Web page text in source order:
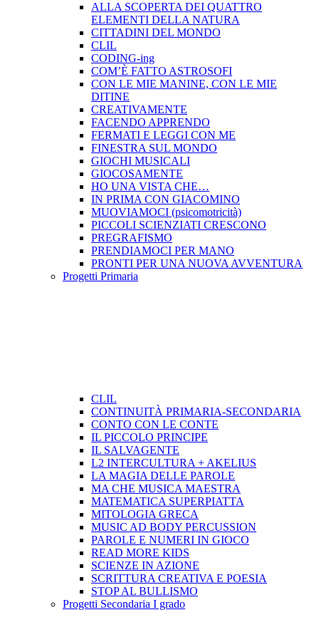
ALLA SCOPERTA DEI QUATTRO
ELEMENTI DELLA NATURA
CITTADINI DEL MONDO
CLIL
CODING-ing
COM’È FATTO ASTROSOFI
CON LE MIE MANINE, CON LE MIE
DITINE
CREATIVAMENTE
FACENDO APPRENDO
FERMATI E LEGGI CON ME
FINESTRA SUL MONDO
GIOCHI MUSICALI
GIOCOSAMENTE
HO UNA VISTA CHE…
IN PRIMA CON GIACOMINO
MUOVIAMOCI (psicomotricità)
PICCOLI SCIENZIATI CRESCONO
PREGRAFISMO
PRENDIAMOCI PER MANO
PRONTI PER UNA NUOVA AVVENTURA
Progetti Primaria
CLIL
CONTINUITÀ PRIMARIA-SECONDARIA
CONTO CON LE CONTE
IL PICCOLO PRINCIPE
IL SALVAGENTE
L2 INTERCULTURA + AKELIUS
LA MAGIA DELLE PAROLE
MA CHE MUSICA MAESTRA
MATEMATICA SUPERPIATTA
MITOLOGIA GRECA
MUSIC AD BODY PERCUSSION
PAROLE E NUMERI IN GIOCO
READ MORE KIDS
SCIENZE IN AZIONE
SCRITTURA CREATIVA E POESIA
STOP AL BULLISMO
Progetti Secondaria I grado